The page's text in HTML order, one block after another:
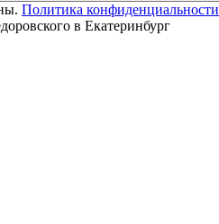
Политика конфиденциальности
в Екатеринбург